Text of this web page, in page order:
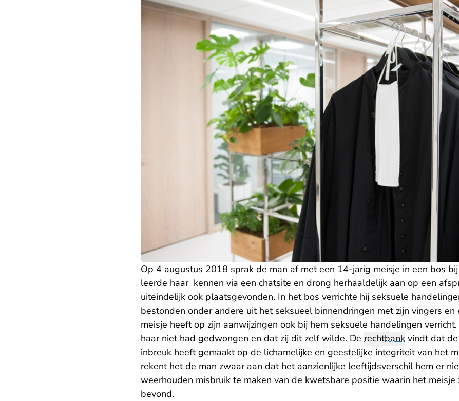
Op 4 augustus 2018 sprak de man af met een 14-jarig meisje in een bos
leerde haar kennen via een chatsite en drong herhaaldelijk aan op een
uiteindelijk ook plaatsgevonden. In het bos verrichte hij seksuele
bestonden onder andere uit het seksueel binnendringen met zijn vingers en
meisje heeft op zijn aanwijzingen ook bij hem seksuele handelingen
haar niet had gedwongen en dat zij dit zelf wilde. De rechtbank vindt dat
inbreuk heeft gemaakt op de lichamelijke en geestelijke integriteit van het
rekent het de man zwaar aan dat het aanzienlijke leeftijdsverschil hem er
weerhouden misbruik te maken van de kwetsbare positie waarin het meisje
bevond.